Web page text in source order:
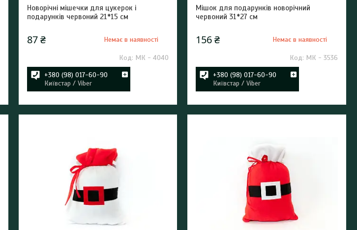
Новорічні мішечки для цукерок і
подарунків червоний 21*15 см
87 ₴ Немає в наявності
МК - 4040
+380 (98) 017-60-90
Київстар / Viber
Мішок для подарунків новорічний
червоний 31*27 см
156 ₴ Немає в наявності
МК - 3536
+380 (98) 017-60-90
Київстар / Viber